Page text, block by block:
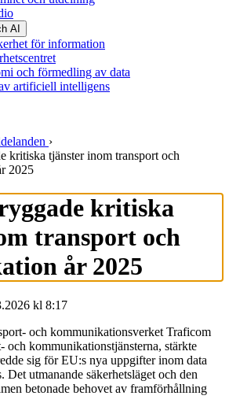
AI
för information
och förmedling av data
artificiell intelligens
›
kritiska tjänster inom transport och
2025
kritiska
transport och
år 2025
kl 8:17
och kommunikationsverket Traficom
och kommunikationstjänsterna, stärkte
sig för EU:s nya uppgifter inom data
utmanande säkerhetsläget och den
betonade behovet av framförhållning